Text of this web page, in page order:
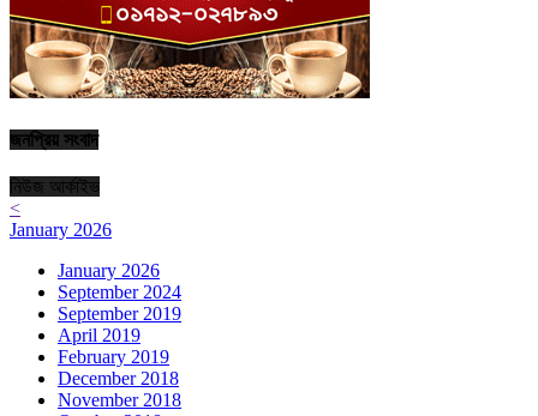
জনপ্রিয় সংবাদ
নিউজ আর্কাইভ
<
January 2026
January 2026
September 2024
September 2019
April 2019
February 2019
December 2018
November 2018